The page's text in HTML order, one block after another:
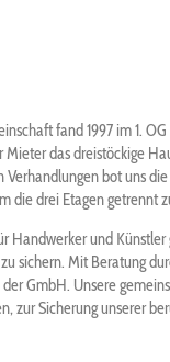
fand 1997 im 1.
das dreistöckige
Verhandlungen bot uns
die drei Etagen getrennt
Handwerker und
sichern. Mit Beratung
der GmbH. Unsere
zur Sicherung unserer